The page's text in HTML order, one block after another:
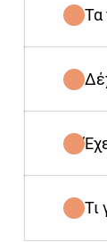
Τα
Τι